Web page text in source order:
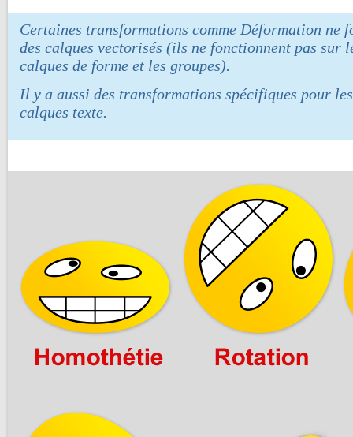
Certaines transformations comme Déformation ne
des calques vectorisés (ils ne fonctionnent pas sur
calques de forme et les groupes).
Il y a aussi des transformations spécifiques pour
calques texte.